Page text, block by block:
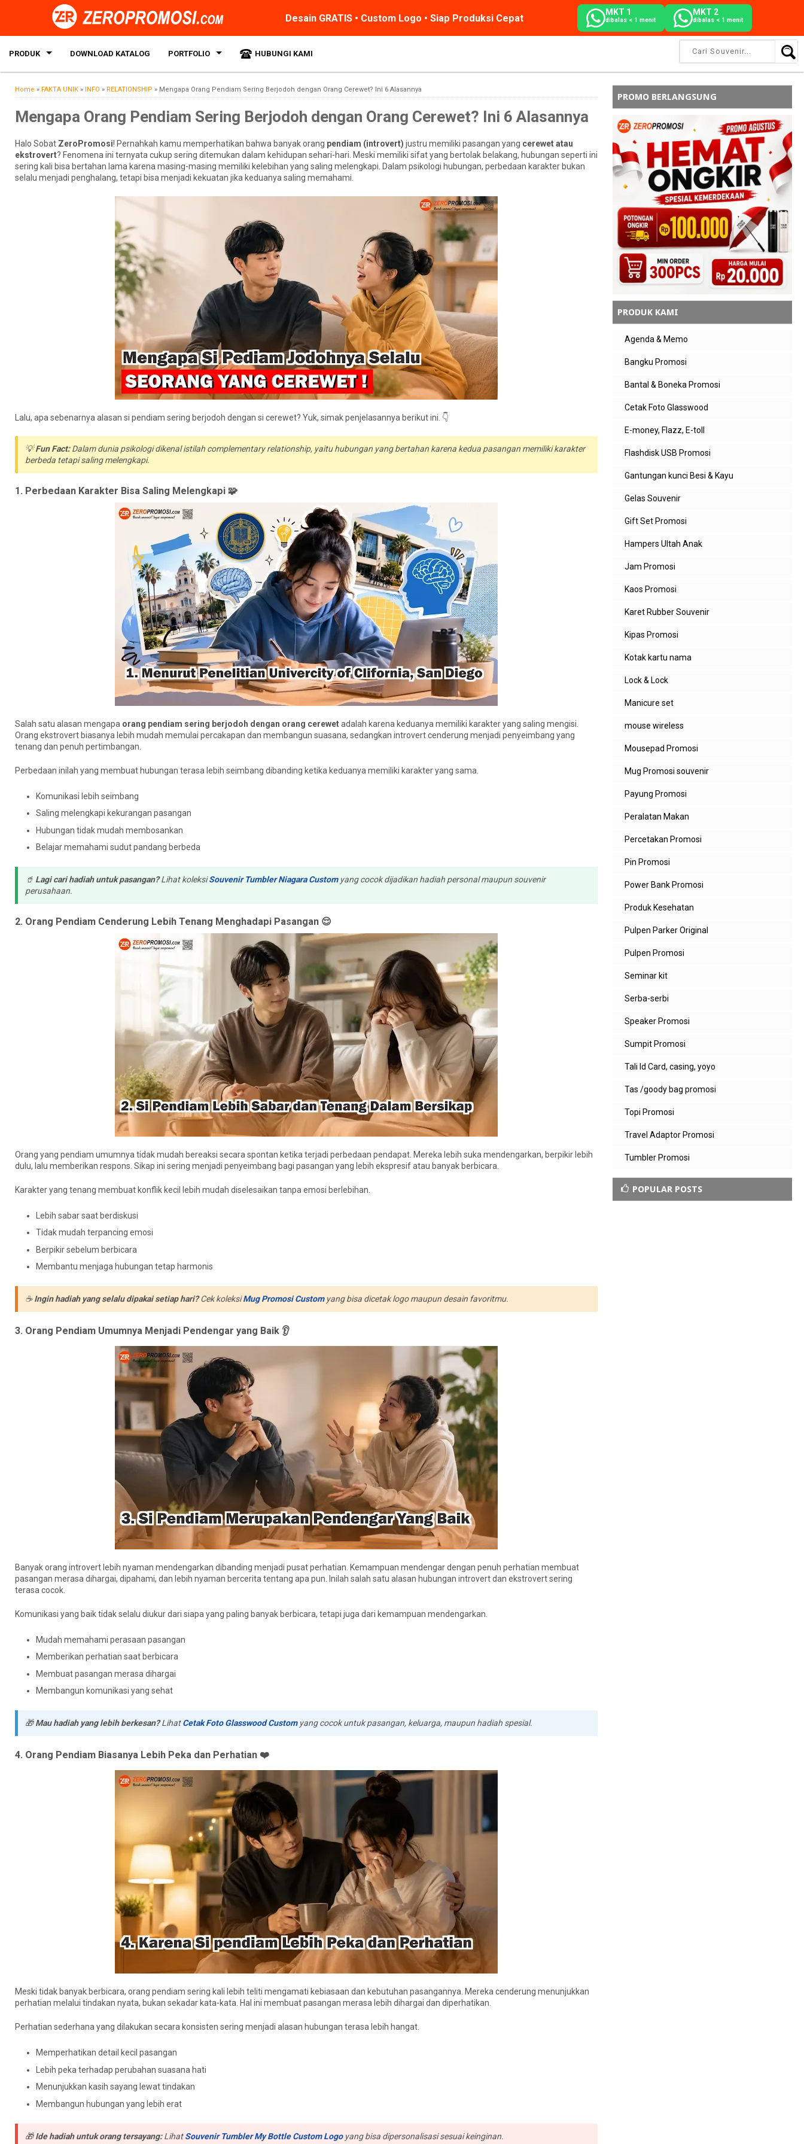
Desain GRATIS • Custom Logo • Siap Produksi Cepat
MKT 1
dibalas < 1 menit
MKT 2
dibalas < 1 menit
PRODUK DOWNLOAD KATALOG PORTFOLIO HUBUNGI KAMI
Home » FAKTA UNIK » INFO » RELATIONSHIP » Mengapa Orang Pendiam Sering Berjodoh dengan Orang Cerewet? Ini 6 Alasannya
Mengapa Orang Pendiam Sering Berjodoh dengan Orang Cerewet? Ini 6 Alasannya
Halo Sobat ZeroPromosi! Pernahkah kamu memperhatikan bahwa banyak orang pendiam (introvert) justru memiliki pasangan yang cerewet atau
ekstrovert? Fenomena ini ternyata cukup sering ditemukan dalam kehidupan sehari-hari. Meski memiliki sifat yang bertolak belakang, hubungan seperti ini
sering kali bisa bertahan lama karena masing-masing memiliki kelebihan yang saling melengkapi. Dalam psikologi hubungan, perbedaan karakter bukan
selalu menjadi penghalang, tetapi bisa menjadi kekuatan jika keduanya saling memahami.
Lalu, apa sebenarnya alasan si pendiam sering berjodoh dengan si cerewet? Yuk, simak penjelasannya berikut ini. 👇
💡Fun Fact:Dalam dunia psikologi dikenal istilah complementary relationship, yaitu hubungan yang bertahan karena kedua pasangan memiliki karakter
berbeda tetapi saling melengkapi.
1. Perbedaan Karakter Bisa Saling Melengkapi 🧩
Salah satu alasan mengapa orang pendiam sering berjodoh dengan orang cerewetadalah karena keduanya memiliki karakter yang saling mengisi.
Orang ekstrovert biasanya lebih mudah memulai percakapan dan membangun suasana, sedangkan introvert cenderung menjadi penyeimbang yang
tenang dan penuh pertimbangan.
Perbedaan inilah yang membuat hubungan terasa lebih seimbang dibanding ketika keduanya memiliki karakter yang sama.
Komunikasi lebih seimbang
Saling melengkapi kekurangan pasangan
Hubungan tidak mudah membosankan
Belajar memahami sudut pandang berbeda
🥤 Lagi cari hadiah untuk pasangan?Lihat koleksiSouvenir Tumbler Niagara Customyang cocok dijadikan hadiah personal maupun souvenir
perusahaan.
2. Orang Pendiam Cenderung Lebih Tenang Menghadapi Pasangan 😌
Orang yang pendiam umumnya tidak mudah bereaksi secara spontan ketika terjadi perbedaan pendapat. Mereka lebih suka mendengarkan, berpikir lebih
dulu, lalu memberikan respons. Sikap ini sering menjadi penyeimbang bagi pasangan yang lebih ekspresif atau banyak berbicara.
Karakter yang tenang membuat konflik kecil lebih mudah diselesaikan tanpa emosi berlebihan.
Lebih sabar saat berdiskusi
Tidak mudah terpancing emosi
Berpikir sebelum berbicara
Membantu menjaga hubungan tetap harmonis
☕Ingin hadiah yang selalu dipakai setiap hari?Cek koleksiMug Promosi Customyang bisa dicetak logo maupun desain favoritmu.
3. Orang Pendiam Umumnya Menjadi Pendengar yang Baik 👂
Banyak orang introvert lebih nyaman mendengarkan dibanding menjadi pusat perhatian. Kemampuan mendengar dengan penuh perhatian membuat
pasangan merasa dihargai, dipahami, dan lebih nyaman bercerita tentang apa pun. Inilah salah satu alasan hubungan introvert dan ekstrovert sering
terasa cocok.
Komunikasi yang baik tidak selalu diukur dari siapa yang paling banyak berbicara, tetapi juga dari kemampuan mendengarkan.
Mudah memahami perasaan pasangan
Memberikan perhatian saat berbicara
Membuat pasangan merasa dihargai
Membangun komunikasi yang sehat
🎁Mau hadiah yang lebih berkesan?LihatCetak Foto Glasswood Customyang cocok untuk pasangan, keluarga, maupun hadiah spesial.
4. Orang Pendiam Biasanya Lebih Peka dan Perhatian ❤️
Meski tidak banyak berbicara, orang pendiam sering kali lebih teliti mengamati kebiasaan dan kebutuhan pasangannya. Mereka cenderung menunjukkan
perhatian melalui tindakan nyata, bukan sekadar kata-kata. Hal ini membuat pasangan merasa lebih dihargai dan diperhatikan.
Perhatian sederhana yang dilakukan secara konsisten sering menjadi alasan hubungan terasa lebih hangat.
Memperhatikan detail kecil pasangan
Lebih peka terhadap perubahan suasana hati
Menunjukkan kasih sayang lewat tindakan
Membangun hubungan yang lebih erat
🎁Ide hadiah untuk orang tersayang:LihatSouvenir Tumbler My Bottle Custom Logoyang bisa dipersonalisasi sesuai keinginan.
PROMO BERLANGSUNG
PRODUK KAMI
Agenda & Memo
Bangku Promosi
Bantal & Boneka Promosi
Cetak Foto Glasswood
E-money, Flazz, E-toll
Flashdisk USB Promosi
Gantungan kunci Besi & Kayu
Gelas Souvenir
Gift Set Promosi
Hampers Ultah Anak
Jam Promosi
Kaos Promosi
Karet Rubber Souvenir
Kipas Promosi
Kotak kartu nama
Lock & Lock
Manicure set
mouse wireless
Mousepad Promosi
Mug Promosi souvenir
Payung Promosi
Peralatan Makan
Percetakan Promosi
Pin Promosi
Power Bank Promosi
Produk Kesehatan
Pulpen Parker Original
Pulpen Promosi
Seminar kit
Serba-serbi
Speaker Promosi
Sumpit Promosi
Tali Id Card, casing, yoyo
Tas /goody bag promosi
Topi Promosi
Travel Adaptor Promosi
Tumbler Promosi
POPULAR POSTS